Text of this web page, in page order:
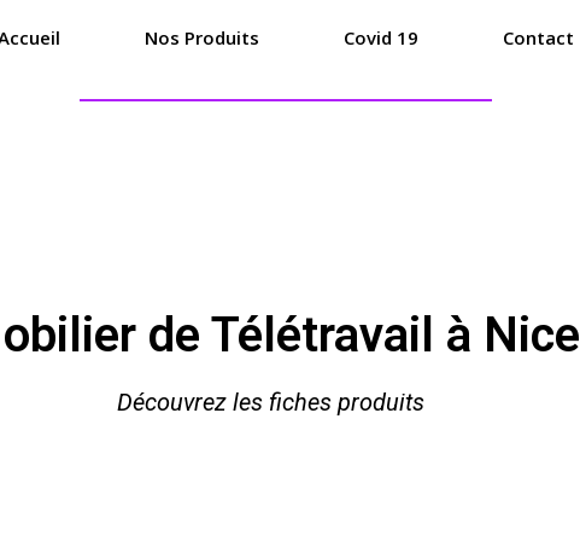
Nos Produits Covid 19 Contact
de Télétravail à Nice
Découvrez les fiches produits